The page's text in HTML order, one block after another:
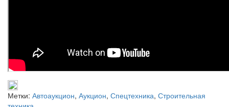
Метки: Автоаукцион, Аукцион, Спецтехника, Строительная